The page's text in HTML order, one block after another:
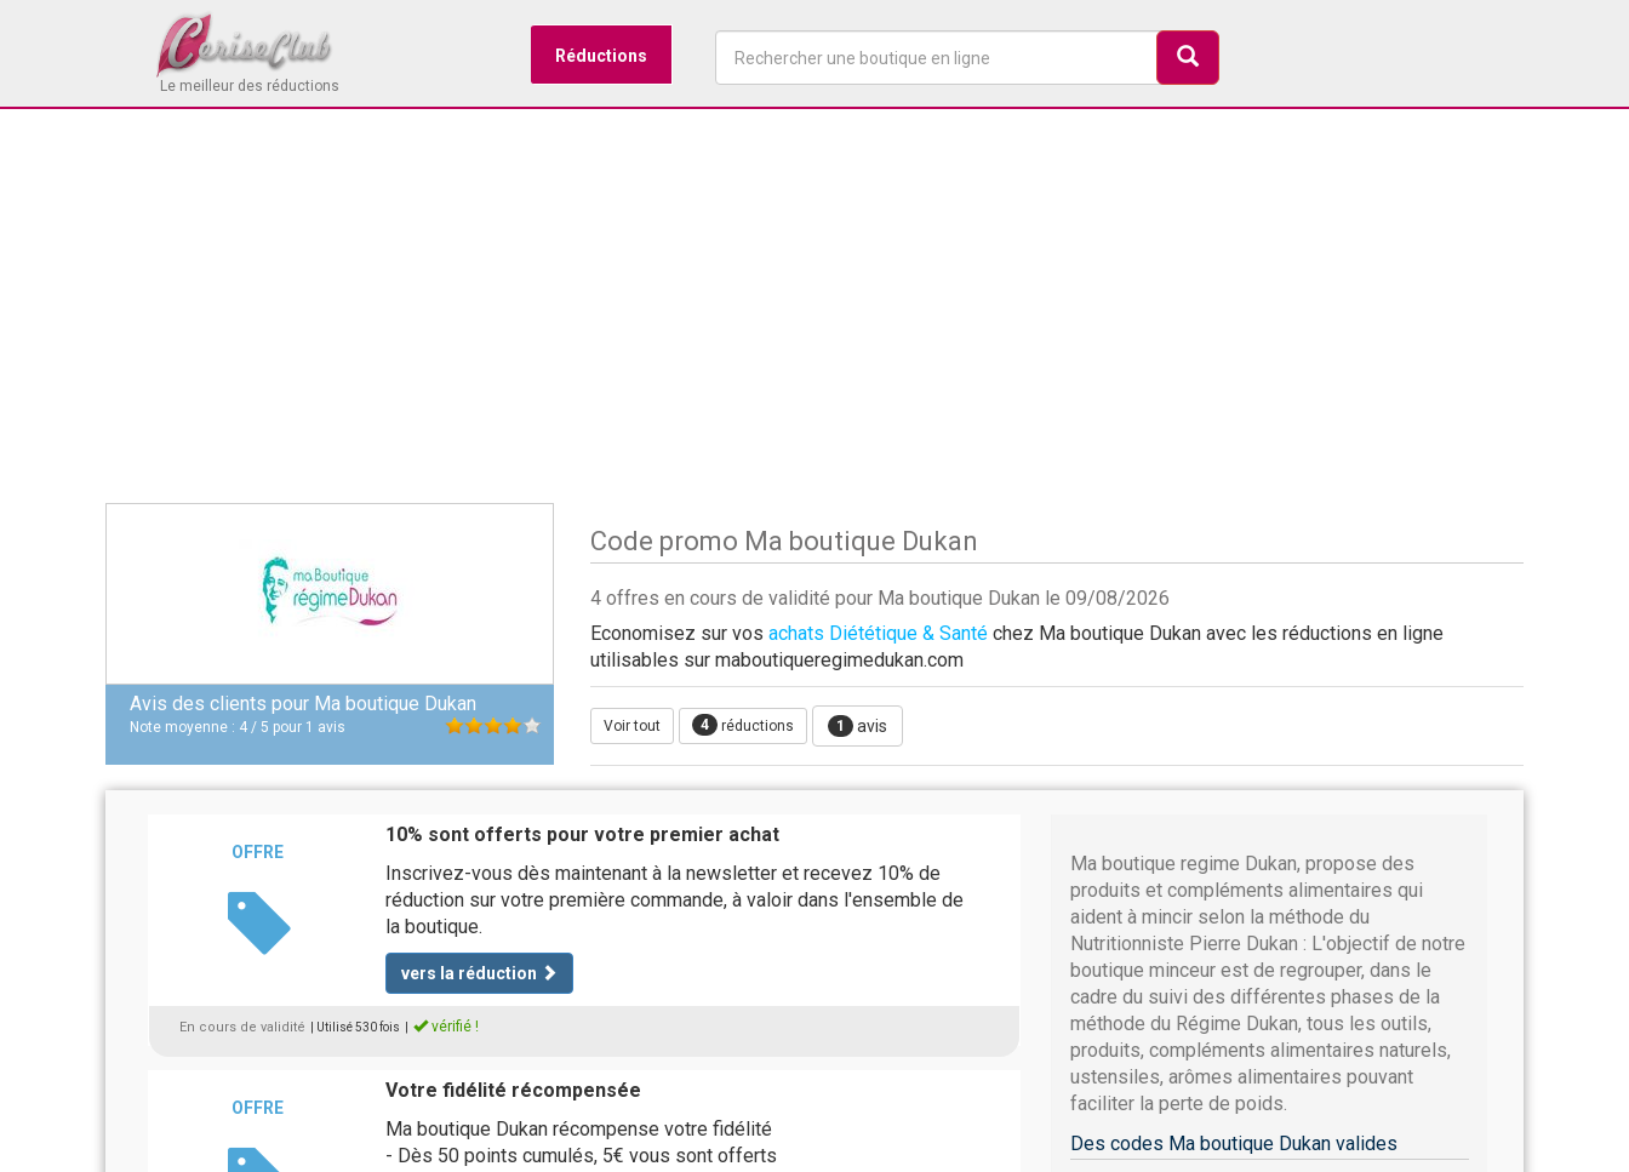
Le meilleur des réductions
Réductions
Avis des clients pour Ma boutique Dukan
Note moyenne : 4 / 5 pour 1 avis
Code promo Ma boutique Dukan
4 offres en cours de validité pour Ma boutique Dukan le 09/08/2026
Economisez sur vos achats Diététique & Santé chez Ma boutique Dukan avec les réductions en ligne
utilisables sur maboutiqueregimedukan.com
Voir tout 4 réductions 1 avis
OFFRE
10% sont offerts pour votre premier achat
Inscrivez-vous dès maintenant à la newsletter et recevez 10% de
réduction sur votre première commande, à valoir dans l'ensemble de
la boutique.
vers la réduction
En cours de validité | Utilisé 530 fois vérifié !
OFFRE
Votre fidélité récompensée
Ma boutique Dukan récompense votre fidélité
- Dès 50 points cumulés, 5€ vous sont offerts
Ma boutique regime Dukan, propose des
produits et compléments alimentaires qui
aident à mincir selon la méthode du
Nutritionniste Pierre Dukan : L'objectif de notre
boutique minceur est de regrouper, dans le
cadre du suivi des différentes phases de la
méthode du Régime Dukan, tous les outils,
produits, compléments alimentaires naturels,
ustensiles, arômes alimentaires pouvant
faciliter la perte de poids.
Des codes Ma boutique Dukan valides